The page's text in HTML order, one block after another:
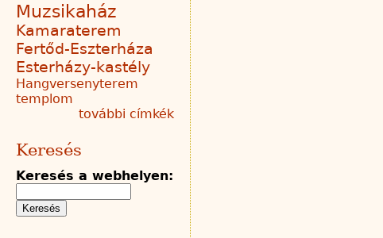
Muzsikaház
Kamaraterem
Fertőd-Eszterháza
Esterházy-kastély
Hangversenyterem
templom
további címkék
Keresés
Keresés a webhelyen: